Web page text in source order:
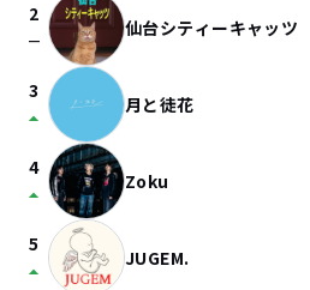
2
check_indeterminate_small 仙台シティーキャッツ
3
arrow_drop_up 月と徒花
4
arrow_drop_up Zoku
5
arrow_drop_up JUGEM.